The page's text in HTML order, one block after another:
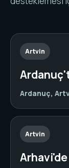
Artvin
Ardanuç,
Artvin